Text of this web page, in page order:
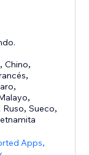
con las
que se
para los
de envíos:
encargan
precios a
,Chino,
,
,
,
Ruso,Sueco,
Apps,